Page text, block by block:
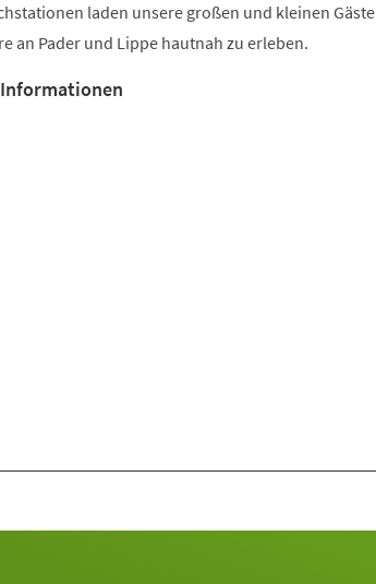
laden unsere großen und kleinen Gäste
an Pader und Lippe hautnah zu erleben.
Informationen